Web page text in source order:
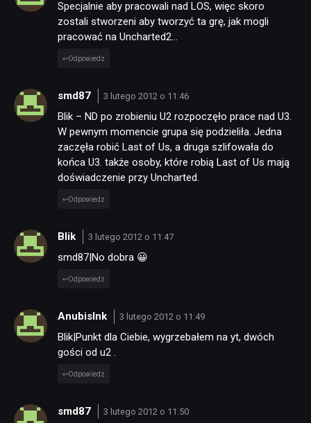
Specjalnie aby pracowali nad LOS, więc skoro
zostali stworzeni aby tworzyć ta grę, jak mogli
pracować na Uncharted2…
Odpowiedz
smd87 3 lutego 2012 o 11:46
Blik – ND po zrobieniu U2 rozpoczęło prace nad U3.
W pewnym momencie grupa się podzieliła. Jedna
zaczęła robić Last of Us, a druga szlifowała do
końca U3. także osoby, które robią Last of Us mają
doświadczenie przy Uncharted.
Odpowiedz
Blik 3 lutego 2012 o 11:47
smd87|No dobra 😀
Odpowiedz
AnubisInk 3 lutego 2012 o 11:49
Blik|Punkt dla Ciebie, wygrzebałem na yt, dwóch
gości od u2 .
Odpowiedz
smd87 3 lutego 2012 o 11:50